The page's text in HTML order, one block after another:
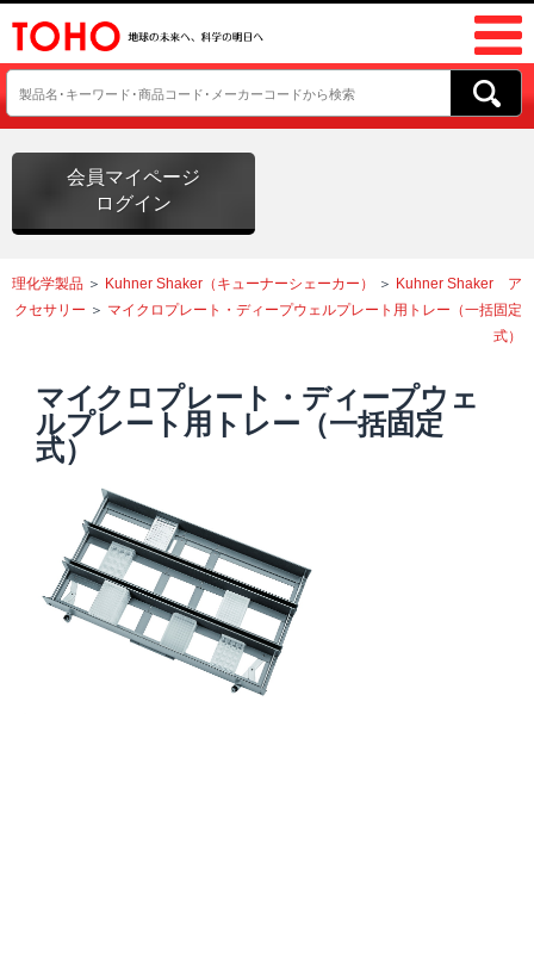
会員マイページ
ログイン
理化学製品 ＞ Kuhner Shaker（キューナーシェーカー） ＞ Kuhner Shaker ア
クセサリー ＞ マイクロプレート・ディープウェルプレート用トレー（一括固定
式）
マイクロプレート・ディープウェ
ルプレート用トレー（一括固定
式）